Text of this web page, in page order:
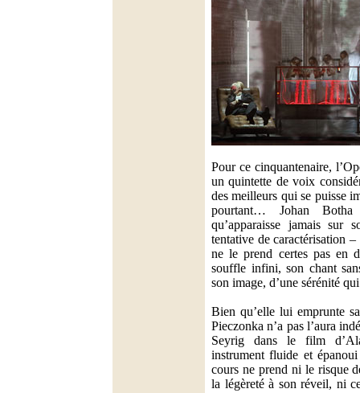
Pour ce cinquantenaire,
un quintette de voix
des meilleurs qui se puisse
pourtant… Johan
qu’apparaisse jamais sur
tentative de caractérisation
ne le prend certes pas en
souffle infini, son chant
son image, d’une sérénité
Bien qu’elle lui emprunte
Pieczonka n’a pas l’aura
Seyrig dans le film
instrument fluide et
cours ne prend ni le risque
la légèreté à son réveil, ni